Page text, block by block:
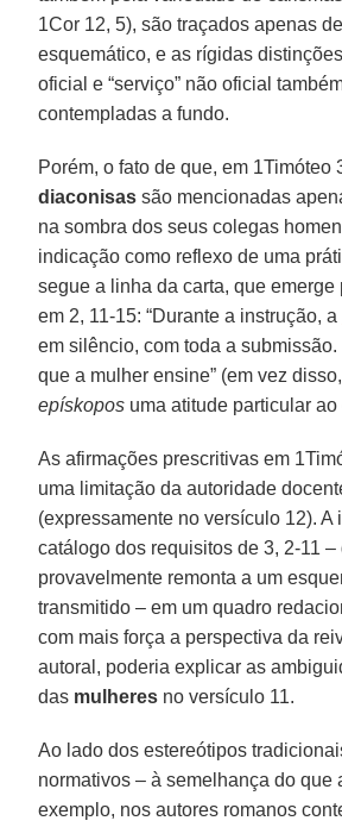
1Cor 12, 5), são traçados apenas
esquemático, e as rígidas
oficial e “serviço” não oficial
contempladas a fundo.
Porém, o fato de que, em 1Timóteo
diaconisas são mencionadas
na sombra dos seus colegas
indicação como reflexo de uma
segue a linha da carta, que emerge
em 2, 11-15: “Durante a instrução, a
em silêncio, com toda a
que a mulher ensine” (em vez
epískopos uma atitude particular
As afirmações prescritivas em
uma limitação da autoridade
(expressamente no versículo 12). A
catálogo dos requisitos de 3, 2-11 –
provavelmente remonta a um
transmitido – em um quadro
com mais força a perspectiva da
autoral, poderia explicar as
das mulheres no versículo 11.
Ao lado dos estereótipos
normativos – à semelhança do que
exemplo, nos autores romanos